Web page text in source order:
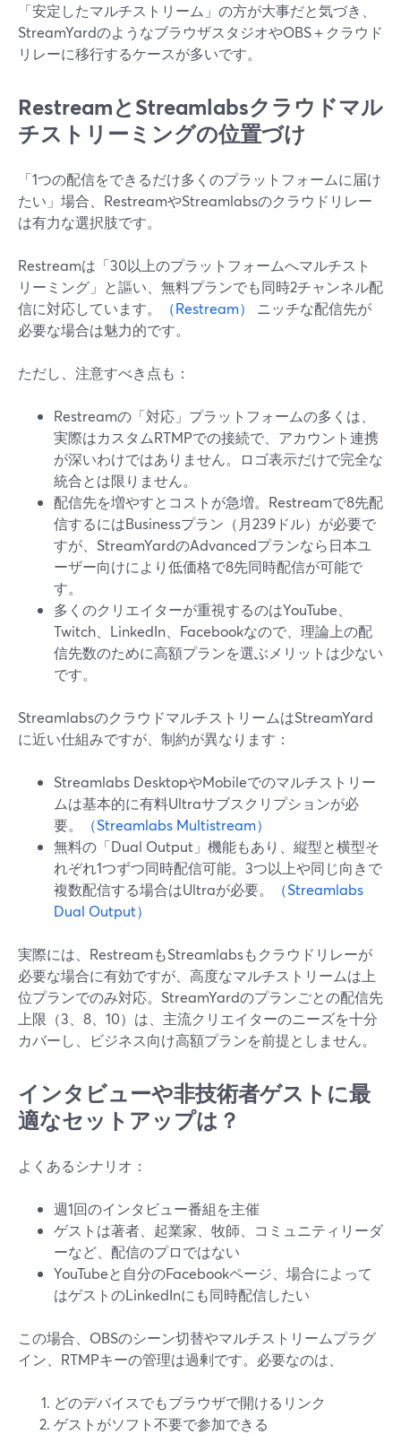
「安定したマルチストリーム」の方が大事だと気づき、
StreamYardのようなブラウザスタジオやOBS＋クラウド
リレーに移行するケースが多いです。
RestreamとStreamlabsクラウドマル
チストリーミングの位置づけ
「1つの配信をできるだけ多くのプラットフォームに届け
たい」場合、RestreamやStreamlabsのクラウドリレー
は有力な選択肢です。
Restreamは「30以上のプラットフォームへマルチスト
リーミング」と謳い、無料プランでも同時2チャンネル配
信に対応しています。
（Restream）
ニッチな配信先が
必要な場合は魅力的です。
ただし、注意すべき点も：
Restreamの「対応」プラットフォームの多くは、
実際はカスタムRTMPでの接続で、アカウント連携
が深いわけではありません。ロゴ表示だけで完全な
統合とは限りません。
配信先を増やすとコストが急増。Restreamで8先配
信するにはBusinessプラン（月239ドル）が必要で
すが、StreamYardのAdvancedプランなら日本ユ
ーザー向けにより低価格で8先同時配信が可能で
す。
多くのクリエイターが重視するのはYouTube、
Twitch、LinkedIn、Facebookなので、理論上の配
信先数のために高額プランを選ぶメリットは少ない
です。
StreamlabsのクラウドマルチストリームはStreamYard
に近い仕組みですが、制約が異なります：
Streamlabs DesktopやMobileでのマルチストリー
ムは基本的に有料Ultraサブスクリプションが必
要。
（Streamlabs Multistream）
無料の「Dual Output」機能もあり、縦型と横型そ
れぞれ1つずつ同時配信可能。3つ以上や同じ向きで
複数配信する場合はUltraが必要。
（Streamlabs
Dual Output）
実際には、RestreamもStreamlabsもクラウドリレーが
必要な場合に有効ですが、高度なマルチストリームは上
位プランでのみ対応。StreamYardのプランごとの配信先
上限（3、8、10）は、主流クリエイターのニーズを十分
カバーし、ビジネス向け高額プランを前提としません。
インタビューや非技術者ゲストに最
適なセットアップは？
よくあるシナリオ：
週1回のインタビュー番組を主催
ゲストは著者、起業家、牧師、コミュニティリーダ
ーなど、配信のプロではない
YouTubeと自分のFacebookページ、場合によって
はゲストのLinkedInにも同時配信したい
この場合、OBSのシーン切替やマルチストリームプラグ
イン、RTMPキーの管理は過剰です。必要なのは、
どのデバイスでもブラウザで開けるリンク
ゲストがソフト不要で参加できる